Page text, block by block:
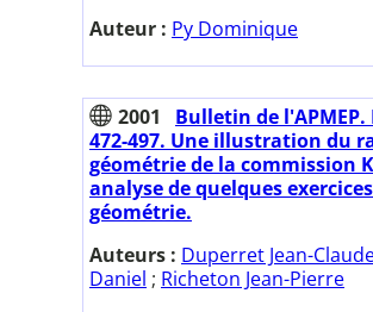
Auteur : Py Dominique
2001
Bulletin de l'APMEP.
472-497. Une illustration du
géométrie de la commission
analyse de quelques
géométrie.
Auteurs : Duperret Jean-
Daniel ; Richeton Jean-Pierre